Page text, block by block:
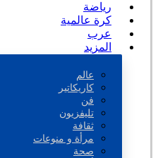
رياضة
كرة عالمية
عرب
المزيد
عالم
كاريكاتير
فن
تليفزيون
ثقافة
مرأة و منوعات
صحة